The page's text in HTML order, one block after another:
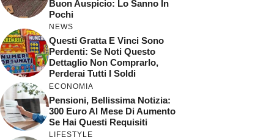
Buon Auspicio: Lo Sanno In
Pochi
NEWS
Questi Gratta E Vinci Sono
Perdenti: Se Noti Questo
Dettaglio Non Comprarlo,
Perderai Tutti I Soldi
ECONOMIA
Pensioni, Bellissima Notizia:
300 Euro Al Mese Di Aumento
Se Hai Questi Requisiti
LIFESTYLE